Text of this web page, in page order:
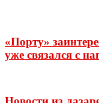
«Порту»
уже связался с